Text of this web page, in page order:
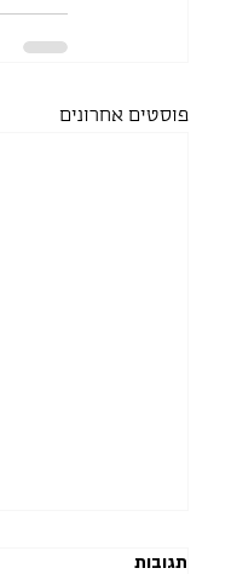
פוסטים אחרונים
תגובות